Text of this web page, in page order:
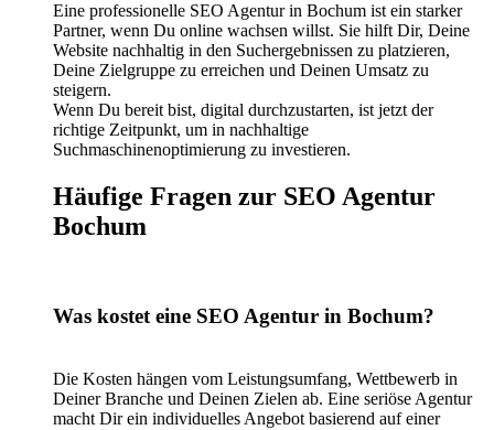
Eine professionelle SEO Agentur in Bochum ist ein starker
Partner, wenn Du online wachsen willst. Sie hilft Dir, Deine
Website nachhaltig in den Suchergebnissen zu platzieren,
Deine Zielgruppe zu erreichen und Deinen Umsatz zu
steigern.
Wenn Du bereit bist, digital durchzustarten, ist jetzt der
richtige Zeitpunkt, um in nachhaltige
Suchmaschinenoptimierung zu investieren.
Häufige Fragen zur SEO Agentur
Bochum
Was kostet eine SEO Agentur in Bochum?
Die Kosten hängen vom Leistungsumfang, Wettbewerb in
Deiner Branche und Deinen Zielen ab. Eine seriöse Agentur
macht Dir ein individuelles Angebot basierend auf einer